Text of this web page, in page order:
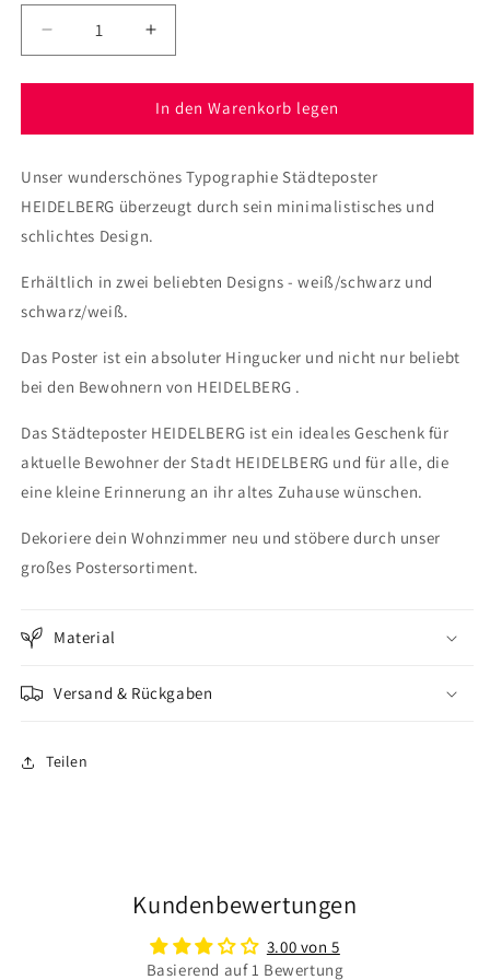
Verringere
die
Menge
Poster
HEIDELBERG
Erhöhe
die
Menge
für
Poster
HEIDELBERG
In den Warenkorb legen
Unser wunderschönes Typographie Städteposter
HEIDELBERG überzeugt durch sein minimalistisches und
schlichtes Design.
Erhältlich in zwei beliebten Designs - weiß/schwarz und
schwarz/weiß.
Das Poster ist ein absoluter Hingucker und nicht nur beliebt
bei den Bewohnern von HEIDELBERG .
Das Städteposter HEIDELBERG ist ein ideales Geschenk für
aktuelle Bewohner der Stadt HEIDELBERG und für alle, die
eine kleine Erinnerung an ihr altes Zuhause wünschen.
Dekoriere dein Wohnzimmer neu und stöbere durch unser
großes Postersortiment.
Material
Versand & Rückgaben
Teilen
Kundenbewertungen
3.00 von 5
Basierend auf 1 Bewertung